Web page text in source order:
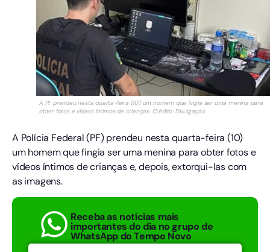
A PF prendeu nesta quarta-feira (10) um homem que fingia ser uma menina para
obter fotos e vídeos íntimos de crianças. Crédito: Divulgação
A Polícia Federal (PF) prendeu nesta quarta-feira (10)
um homem que fingia ser uma menina para obter fotos e
vídeos íntimos de crianças e, depois, extorqui-las com
as imagens.
Receba as notícias mais
importantes do dia no grupo de
WhatsApp do Tempo Novo